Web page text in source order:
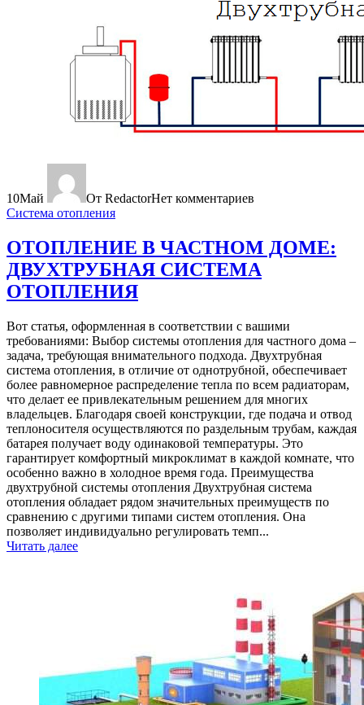
10Май От RedactorНет комментариев
Система отопления
ОТОПЛЕНИЕ В ЧАСТНОМ ДОМЕ:
ДВУХТРУБНАЯ СИСТЕМА
ОТОПЛЕНИЯ
Вот статья, оформленная в соответствии с вашими
требованиями: Выбор системы отопления для частного дома –
задача, требующая внимательного подхода. Двухтрубная
система отопления, в отличие от однотрубной, обеспечивает
более равномерное распределение тепла по всем радиаторам,
что делает ее привлекательным решением для многих
владельцев. Благодаря своей конструкции, где подача и отвод
теплоносителя осуществляются по раздельным трубам, каждая
батарея получает воду одинаковой температуры. Это
гарантирует комфортный микроклимат в каждой комнате, что
особенно важно в холодное время года. Преимущества
двухтрубной системы отопления Двухтрубная система
отопления обладает рядом значительных преимуществ по
сравнению с другими типами систем отопления. Она
позволяет индивидуально регулировать темп...
Читать далее